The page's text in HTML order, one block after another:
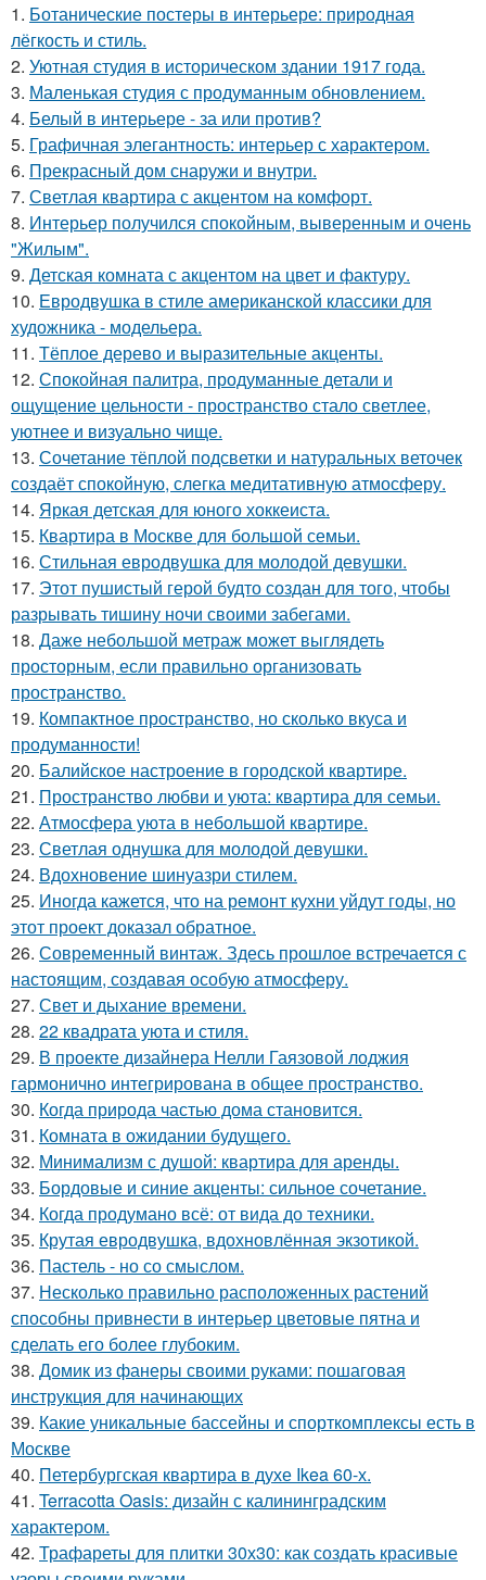
1. Ботанические постеры в интерьере: природная
лёгкость и стиль.
2. Уютная студия в историческом здании 1917 года.
3. Маленькая студия с продуманным обновлением.
4. Белый в интерьере - за или против?
5. Графичная элегантность: интерьер с характером.
6. Прекрасный дом снаружи и внутри.
7. Светлая квартира с акцентом на комфорт.
8. Интерьер получился спокойным, выверенным и очень
"Жилым".
9. Детская комната с акцентом на цвет и фактуру.
10. Евродвушка в стиле американской классики для
художника - модельера.
11. Тёплое дерево и выразительные акценты.
12. Спокойная палитра, продуманные детали и
ощущение цельности - пространство стало светлее,
уютнее и визуально чище.
13. Сочетание тёплой подсветки и натуральных веточек
создаёт спокойную, слегка медитативную атмосферу.
14. Яркая детская для юного хоккеиста.
15. Квартира в Москве для большой семьи.
16. Стильная евродвушка для молодой девушки.
17. Этот пушистый герой будто создан для того, чтобы
разрывать тишину ночи своими забегами.
18. Даже небольшой метраж может выглядеть
просторным, если правильно организовать
пространство.
19. Компактное пространство, но сколько вкуса и
продуманности!
20. Балийское настроение в городской квартире.
21. Пространство любви и уюта: квартира для семьи.
22. Атмосфера уюта в небольшой квартире.
23. Светлая однушка для молодой девушки.
24. Вдохновение шинуазри стилем.
25. Иногда кажется, что на ремонт кухни уйдут годы, но
этот проект доказал обратное.
26. Современный винтаж. Здесь прошлое встречается с
настоящим, создавая особую атмосферу.
27. Свет и дыхание времени.
28. 22 квадрата уюта и стиля.
29. В проекте дизайнера Нелли Гаязовой лоджия
гармонично интегрирована в общее пространство.
30. Когда природа частью дома становится.
31. Комната в ожидании будущего.
32. Минимализм с душой: квартира для аренды.
33. Бордовые и синие акценты: сильное сочетание.
34. Когда продумано всё: от вида до техники.
35. Крутая евродвушка, вдохновлённая экзотикой.
36. Пастель - но со смыслом.
37. Несколько правильно расположенных растений
способны привнести в интерьер цветовые пятна и
сделать его более глубоким.
38. Домик из фанеры своими руками: пошаговая
инструкция для начинающих
39. Какие уникальные бассейны и спорткомплексы есть в
Москве
40. Петербургская квартира в духе Ikea 60-х.
41. Terracotta Oasis: дизайн с калининградским
характером.
42. Трафареты для плитки 30х30: как создать красивые